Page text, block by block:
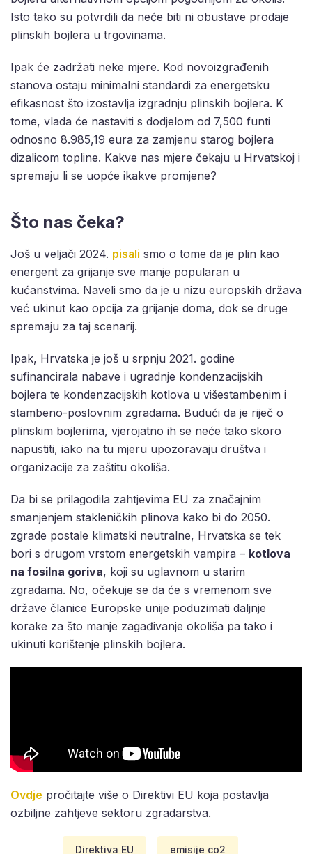
Isto tako su potvrdili da neće biti ni obustave prodaje
plinskih bojlera u trgovinama.
Ipak će zadržati neke mjere. Kod novoizgrađenih
stanova ostaju minimalni standardi za energetsku
efikasnost što izostavlja izgradnju plinskih bojlera. K
tome, vlada će nastaviti s dodjelom od 7,500 funti
odnosno 8.985,19 eura za zamjenu starog bojlera
dizalicom topline. Kakve nas mjere čekaju u Hrvatskoj i
spremaju li se uopće ikakve promjene?
Što nas čeka?
Još u veljači 2024. pisali smo o tome da je plin kao
energent za grijanje sve manje popularan u
kućanstvima. Naveli smo da je u nizu europskih država
već ukinut kao opcija za grijanje doma, dok se druge
spremaju za taj scenarij.
Ipak, Hrvatska je još u srpnju 2021. godine
sufinancirala nabave i ugradnje kondenzacijskih
bojlera te kondenzacijskih kotlova u višestambenim i
stambeno-poslovnim zgradama. Budući da je riječ o
plinskim bojlerima, vjerojatno ih se neće tako skoro
napustiti, iako na tu mjeru upozoravaju društva i
organizacije za zaštitu okoliša.
Da bi se prilagodila zahtjevima EU za značajnim
smanjenjem stakleničkih plinova kako bi do 2050.
zgrade postale klimatski neutralne, Hrvatska se tek
bori s drugom vrstom energetskih vampira – kotlova
na fosilna goriva, koji su uglavnom u starim
zgradama. No, očekuje se da će s vremenom sve
države članice Europske unije poduzimati daljnje
korake za što manje zagađivanje okoliša pa tako i
ukinuti korištenje plinskih bojlera.
Ovdje pročitajte više o Direktivi EU koja postavlja
ozbiljne zahtjeve sektoru zgradarstva.
Direktiva EU emisije co2